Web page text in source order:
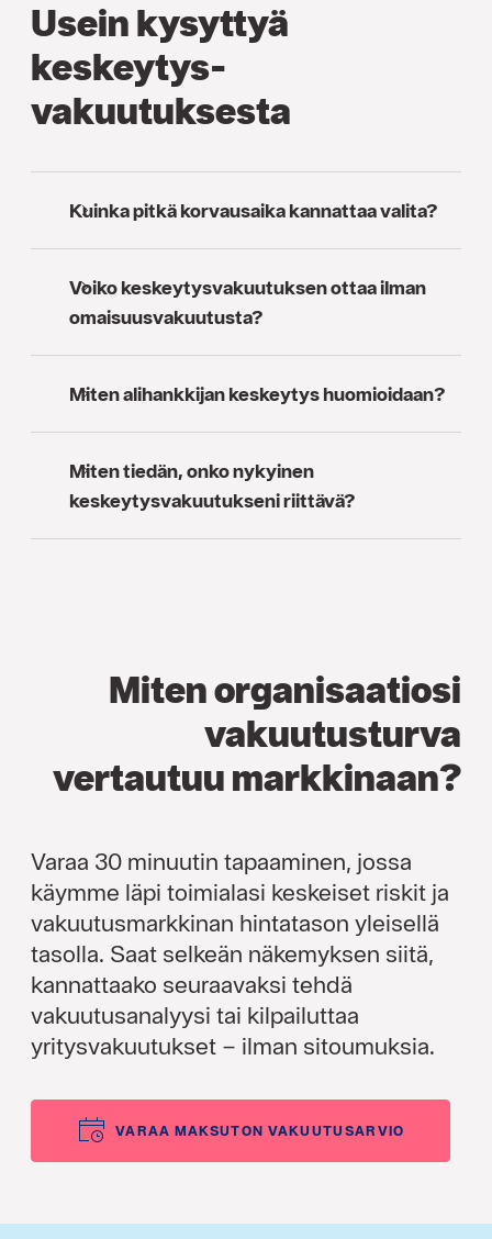
Usein kysyttyä
keskeytys­
vakuutuksesta
Kuinka pitkä korvausaika kannattaa valita?
Voiko keskeytysvakuutuksen ottaa ilman
omaisuusvakuutusta?
Miten alihankkijan keskeytys huomioidaan?
Miten tiedän, onko nykyinen
keskeytysvakuutukseni riittävä?
Miten organisaatiosi
vakuutusturva
vertautuu markkinaan?
Varaa 30 minuutin tapaaminen, jossa
käymme läpi toimialasi keskeiset riskit ja
vakuutusmarkkinan hintatason yleisellä
tasolla. Saat selkeän näkemyksen siitä,
kannattaako seuraavaksi tehdä
vakuutusanalyysi tai kilpailuttaa
yritysvakuutukset – ilman sitoumuksia.
VARAA MAKSUTON VAKUUTUSARVIO